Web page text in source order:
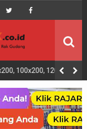
120x200, 140x200,
DAN KEGUNAAN